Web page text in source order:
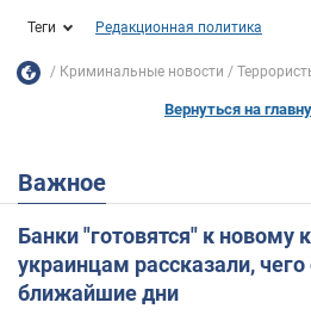
Теги Редакционная политика
Криминальные новости
Вернуться на
Важное
Банки "готовятся" к новому
украинцам рассказали,
ближайшие дни